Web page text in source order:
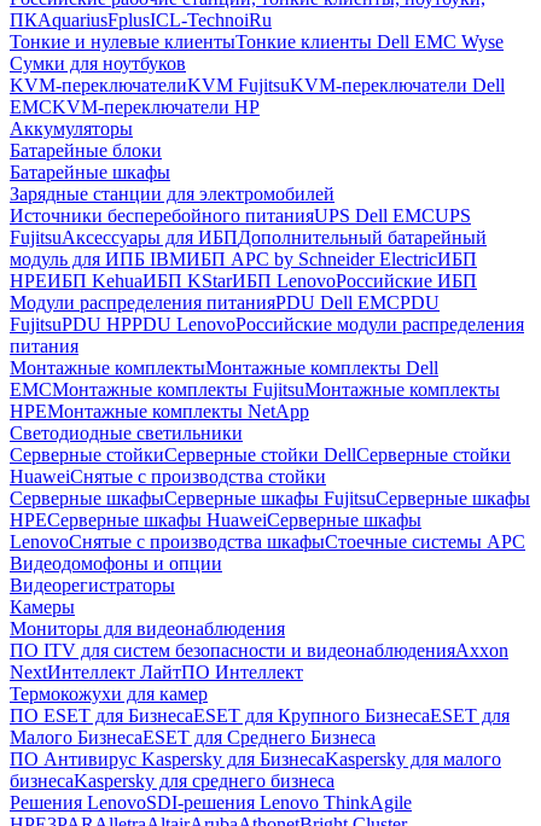
ПКAquariusFplusICL-TechnoiRu
Тонкие и нулевые клиентыТонкие клиенты Dell EMC Wyse
Сумки для ноутбуков
KVM-переключателиKVM FujitsuKVM-переключатели Dell
EMCKVM-переключатели HP
Аккумуляторы
Батарейные блоки
Батарейные шкафы
Зарядные станции для электромобилей
Источники бесперебойного питанияUPS Dell EMCUPS
FujitsuАксессуары для ИБПДополнительный батарейный
модуль для ИПБ IBMИБП APC by Schneider ElectricИБП
HPEИБП KehuaИБП KStarИБП LenovoРоссийские ИБП
Модули распределения питанияPDU Dell EMCPDU
FujitsuPDU HPPDU LenovoРоссийские модули распределения
питания
Монтажные комплектыМонтажные комплекты Dell
EMCМонтажные комплекты FujitsuМонтажные комплекты
HPEМонтажные комплекты NetApp
Светодиодные светильники
Серверные стойкиСерверные стойки DellСерверные стойки
HuaweiСнятые с производства стойки
Серверные шкафыСерверные шкафы FujitsuСерверные шкафы
HPEСерверные шкафы HuaweiСерверные шкафы
LenovoСнятые с производства шкафыСтоечные системы APC
Видеодомофоны и опции
Видеорегистраторы
Камеры
Мониторы для видеонаблюдения
ПО ITV для систем безопасности и видеонаблюденияAxxon
NextИнтеллект ЛайтПО Интеллект
Термокожухи для камер
ПО ESET для БизнесаESET для Крупного БизнесаESET для
Малого БизнесаESET для Среднего Бизнеса
ПО Антивирус Kaspersky для БизнесаKaspersky для малого
бизнесаKaspersky для среднего бизнеса
Решения LenovoSDI-решения Lenovo ThinkAgile